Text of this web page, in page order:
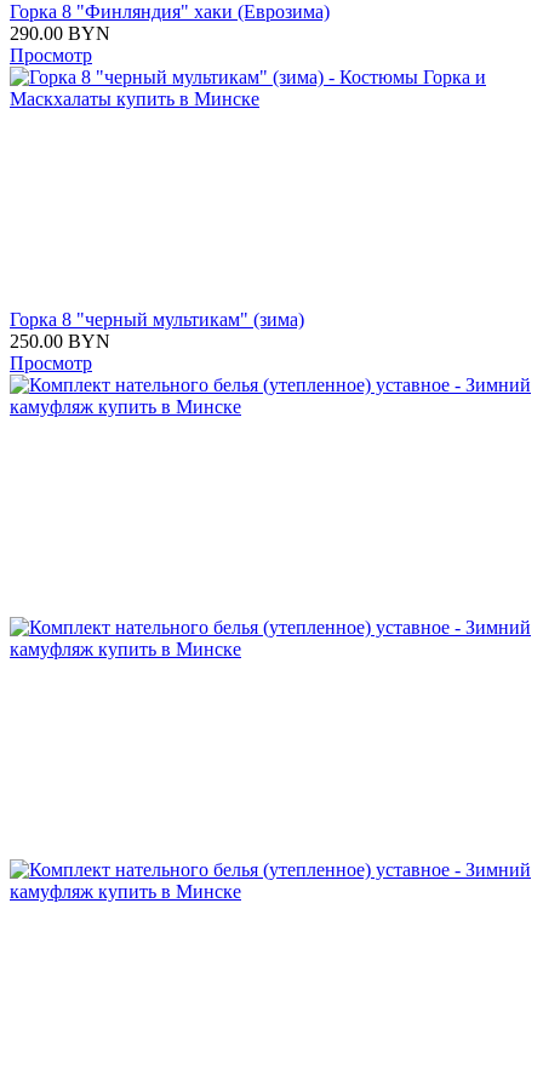
Горка 8 "Финляндия" хаки (Еврозима)
290.00 BYN
Просмотр
Горка 8 "черный мультикам" (зима)
250.00 BYN
Просмотр